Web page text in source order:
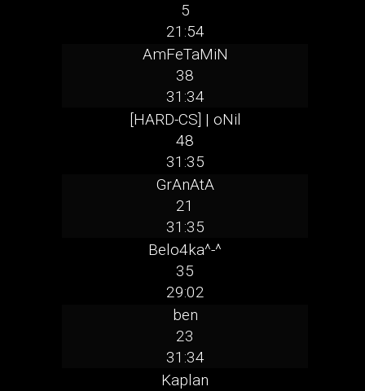
5
21:54
AmFeTaMiN
38
31:34
[HARD-CS] | oNil
48
31:35
GrAnAtA
21
31:35
Belo4ka^-^
35
29:02
ben
23
31:34
Kaplan